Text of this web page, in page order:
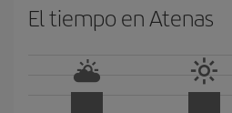
El tiempo en Atenas